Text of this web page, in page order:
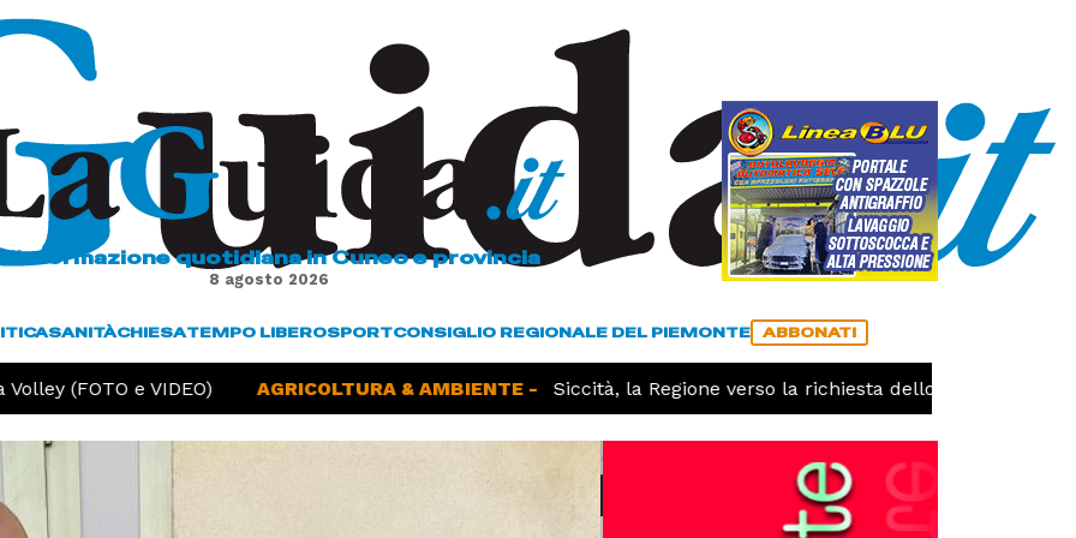
L'informazione quotidiana in Cuneo e provincia
8 agosto 2026
SANITÀCHIESATEMPO LIBEROSPORTCONSIGLIO REGIONALE DEL PIEMONTE ABBONATI
(FOTO e VIDEO) AGRICOLTURA & AMBIENTE - Siccità, la Regione verso la richiesta dello stato di